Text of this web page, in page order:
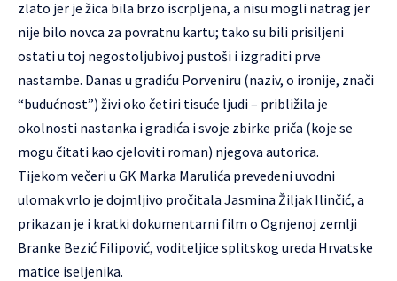
zlato jer je žica bila brzo iscrpljena, a nisu mogli natrag jer
nije bilo novca za povratnu kartu; tako su bili prisiljeni
ostati u toj negostoljubivoj pustoši i izgraditi prve
nastambe. Danas u gradiću Porveniru (naziv, o ironije, znači
“budućnost”) živi oko četiri tisuće ljudi – približila je
okolnosti nastanka i gradića i svoje zbirke priča (koje se
mogu čitati kao cjeloviti roman) njegova autorica.
Tijekom večeri u GK Marka Marulića prevedeni uvodni
ulomak vrlo je dojmljivo pročitala Jasmina Žiljak Ilinčić, a
prikazan je i kratki dokumentarni film o Ognjenoj zemlji
Branke Bezić Filipović, voditeljice splitskog ureda Hrvatske
matice iseljenika.